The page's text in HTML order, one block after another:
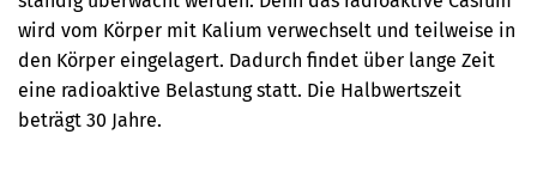
wird vom Körper mit Kalium verwechselt und teilweise in
den Körper eingelagert. Dadurch findet über lange Zeit
eine radioaktive Belastung statt. Die Halbwertszeit
beträgt 30 Jahre.